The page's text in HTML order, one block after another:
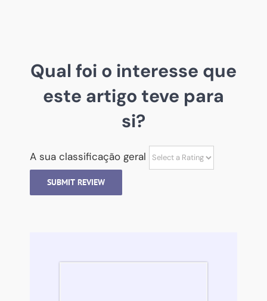
Qual foi o interesse que
este artigo teve para
si?
A sua classificação geral
SUBMIT REVIEW